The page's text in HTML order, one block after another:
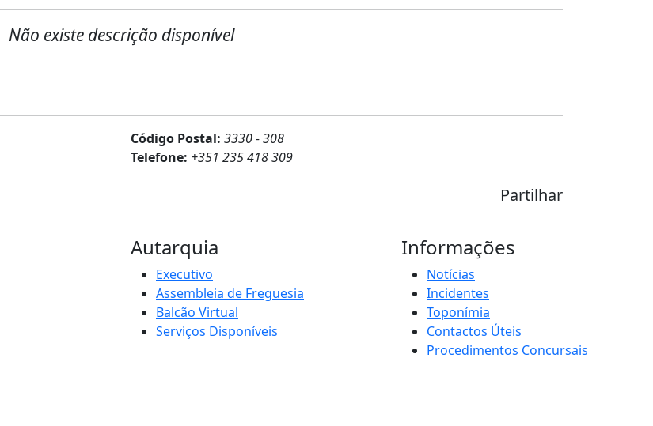
Não existe descrição disponível
Código Postal: 3330 - 308
Telefone: +351 235 418 309
Partilhar
Autarquia
Executivo
Assembleia de Freguesia
Balcão Virtual
Serviços Disponíveis
Informações
Notícias
Incidentes
Toponímia
Contactos Úteis
Procedimentos Concursais